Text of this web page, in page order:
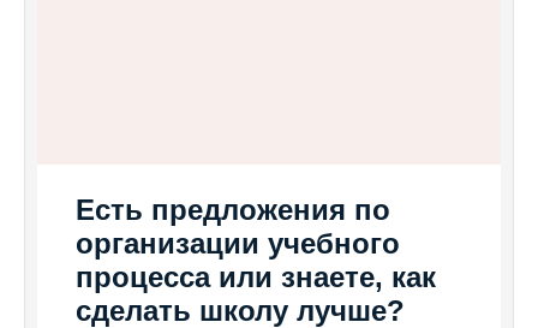
Есть предложения по
организации учебного
процесса или знаете, как
сделать школу лучше?